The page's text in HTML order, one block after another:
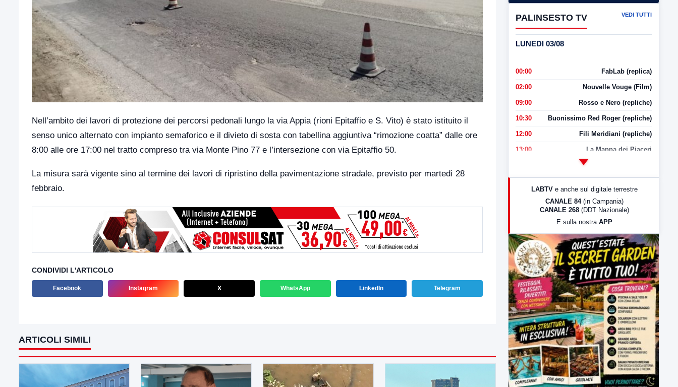
Nell’ambito dei lavori di protezione dei percorsi pedonali lungo la via Appia (rioni Epitaffio e S. Vito) è stato istituito il
senso unico alternato con impianto semaforico e il divieto di sosta con tabellina aggiuntiva “rimozione coatta” dalle ore
8:00 alle ore 17:00 nel tratto compreso tra via Monte Pino 77 e l’intersezione con via Epitaffio 50.
La misura sarà vigente sino al termine dei lavori di ripristino della pavimentazione stradale, previsto per martedì 28
febbraio.
CONDIVIDI L'ARTICOLO
Facebook Instagram X WhatsApp LinkedIn Telegram
ARTICOLI SIMILI
PALINSESTO TV VEDI TUTTI
LUNEDI 03/08
00:00 FabLab (replica)
02:00 Nouvelle Vouge (Film)
09:00 Rosso e Nero (repliche)
10:30 Buonissimo Red Roger (repliche)
12:00 Fili Meridiani (repliche)
13:00 La Mappa dei Piaceri
LabNews (Diretta)
23:00 LabNews (replica)
LABTV e anche sul digitale terrestre
CANALE 84 (in Campania)
CANALE 268 (DDT Nazionale)
E sulla nostra APP